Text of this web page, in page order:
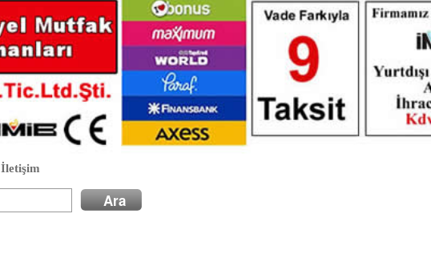
İletişim